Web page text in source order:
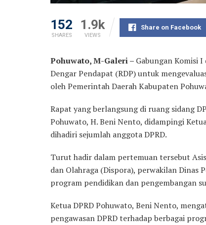
152
SHARES
1.9k
VIEWS
Share on Facebook
Pohuwato, M-Galeri – Gabungan Komisi
Dengar Pendapat (RDP) untuk
oleh Pemerintah Daerah Kabupaten
Rapat yang berlangsung di ruang sidang
Pohuwato, H. Beni Nento, didampingi
dihadiri sejumlah anggota DPRD.
Turut hadir dalam pertemuan tersebut
dan Olahraga (Dispora), perwakilan Dinas
program pendidikan dan pengembangan
Ketua DPRD Pohuwato, Beni Nento,
pengawasan DPRD terhadap berbagai